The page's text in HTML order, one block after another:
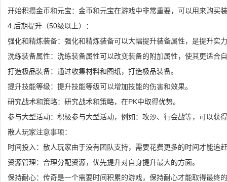
开始积攒金币和元宝：金币和元宝在游戏中非常重要，可以用来购买
4.后期提升（50级以上）：
强化和精炼装备：强化和精炼装备可以大幅提升装备属性，是提升实
洗练装备属性：洗练装备属性可以改变装备的附加属性，使其更适合
打造极品装备：通过收集材料和图纸，打造极品装备。
提升技能等级：提升技能等级可以增加技能的伤害和效果。
研究战术和策略：研究战术和策略，在PK中取得优势。
参与大型活动：积极参与大型活动，例如：攻沙、行会战等，可以获
散人玩家注意事项：
时间投入：散人玩家由于没有团队支持，需要花费更多的时间才能追
资源管理：合理分配资源，优先提升对自身提升最大的方面。
保持耐心：传奇是一个需要时间积累的游戏，保持耐心才能取得最终